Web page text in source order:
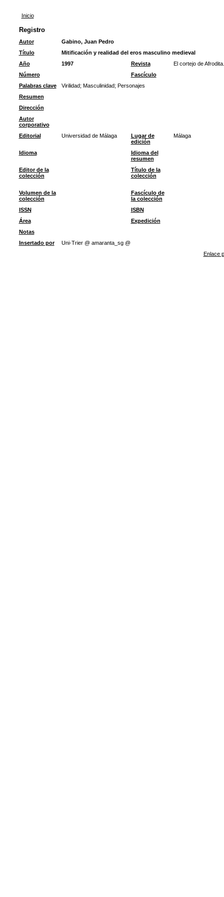
Inicio
Registro
Autor
Gabino, Juan Pedro
Título
Mitificación y realidad del eros masculino medieval
Año
1997 Revista
El cortejo de
Número
Fascículo
Palabras clave
Virilidad; Masculinidad; Personajes
Resumen
Dirección
Autor
corporativo
Editorial
Universidad de Málaga
Lugar de
edición
Málaga
Idioma
Idioma del
resumen
Editor de la
colección
Título de la
colección
Volumen de la
colección
Fascículo de
la colección
ISSN
ISBN
Área
Expedición
Notas
Insertado por
Uni-Trier @ amaranta_sg @
Enlace